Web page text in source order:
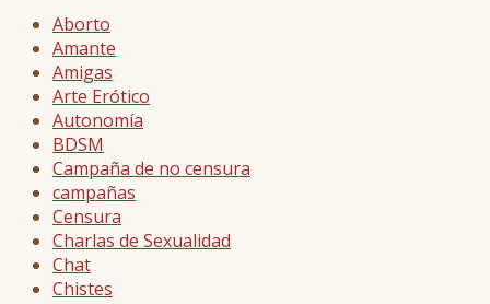
Aborto
Amante
Amigas
Arte Erótico
Autonomía
BDSM
Campaña de no censura
campañas
Censura
Charlas de Sexualidad
Chat
Chistes